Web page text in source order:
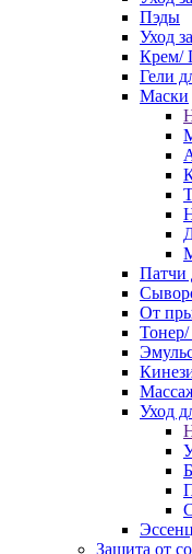
Пэды
Уход
Крем/
Гели
Маски
Патчи
От
Уход
Защита от